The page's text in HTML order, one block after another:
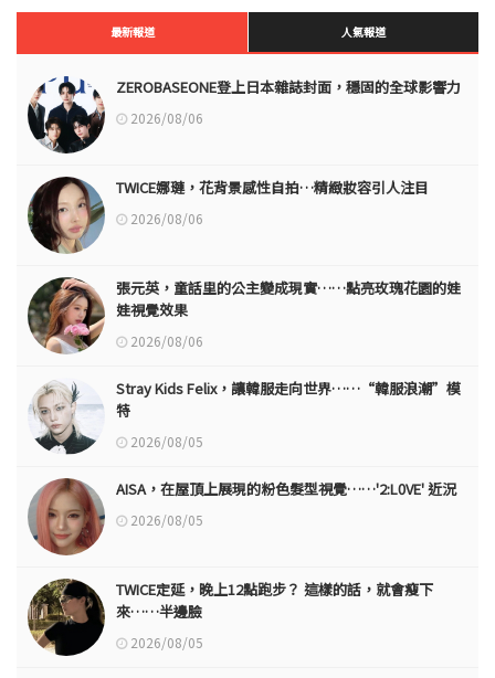
最新報道 人氣報道
ZEROBASEONE登上日本雜誌封面，穩固的全球影響力
2026/08/06
TWICE娜璉，花背景感性自拍…精緻妝容引人注目
2026/08/06
張元英，童話里的公主變成現實……點亮玫瑰花園的娃
娃視覺效果
2026/08/06
Stray Kids Felix，讓韓服走向世界……“韓服浪潮”模
特
2026/08/05
AISA，在屋頂上展現的粉色髮型視覺……'2:L0VE' 近況
2026/08/05
TWICE定延，晚上12點跑步？ 這樣的話，就會瘦下
來……半邊臉
2026/08/05